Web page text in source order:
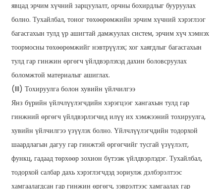
явцад эрчим хүчний зарцуулалт, орчны бохирдлыг бууруулах
болно. Тухайлбал, тоног төхөөрөмжийн эрчим хүчний хэрэглээг
багасгахын тулд үр ашигтай дамжуулах систем, эрчим хүч хэмнэх
тоормосны төхөөрөмжийг нэвтрүүлэх; хог хаягдлыг багасгахын
тулд гар гинжин өргөгч үйлдвэрлэхэд дахин боловсруулах
боломжтой материалыг ашиглах.
(III) Тохируулга болон хувийн үйлчилгээ
Янз бүрийн үйлчлүүлэгчдийн хэрэгцээг хангахын тулд гар
гинжний өргөгч үйлдвэрлэгчид илүү их хэмжээний тохируулга,
хувийн үйлчилгээ үзүүлэх болно. Үйлчлүүлэгчдийн тодорхой
шаардлагын дагуу гар гинжтэй өргөгчийг тусгай үзүүлэлт,
функц, гадаад төрхөөр зохион бүтээж үйлдвэрлэдэг. Тухайлбал,
тодорхой салбар дахь хэрэглэгчдэд зориулж дэлбэрэлтээс
хамгаалагдсан гар гинжин өргөгч, зэврэлтээс хамгаалах гар